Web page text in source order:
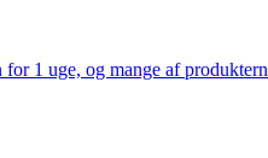
1 uge, og mange af